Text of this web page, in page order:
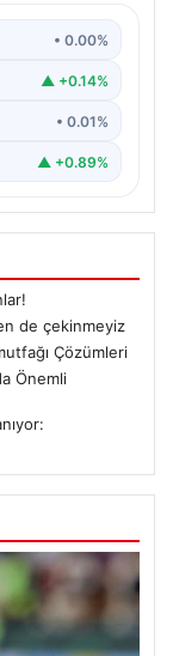
Partisi• 0.00%
▲ +0.14%
• 0.01%
▲ +0.89%
de çekinmeyiz
Çözümleri
Önemli